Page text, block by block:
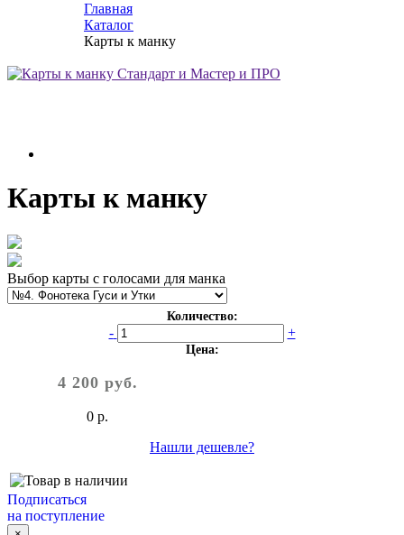
Главная
Каталог
Карты к манку
Карты к манку
Выбор карты с голосами для манка
Количество:
- +
Цена:
4 200 руб.
0 р.
Нашли дешевле?
Подписаться
на поступление